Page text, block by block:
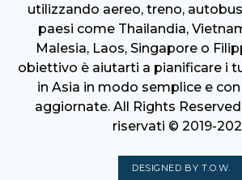
utilizzando aereo, treno,
paesi come Thailandia,
Malesia, Laos, Singapore o
obiettivo è aiutarti a pianificare i
in Asia in modo semplice e
aggiornate. All Rights
riservati © 2019-
DESIGNED BY T.O.W.